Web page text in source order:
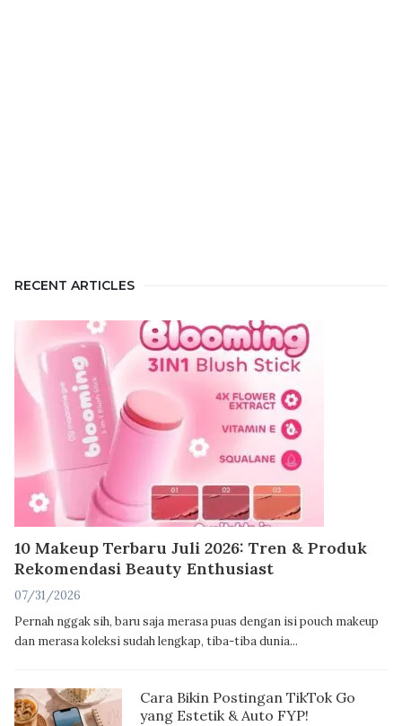
RECENT ARTICLES
10 Makeup Terbaru Juli 2026: Tren & Produk
Rekomendasi Beauty Enthusiast
07/31/2026
Pernah nggak sih, baru saja merasa puas dengan isi pouch makeup
dan merasa koleksi sudah lengkap, tiba-tiba dunia...
Cara Bikin Postingan TikTok Go
yang Estetik & Auto FYP!